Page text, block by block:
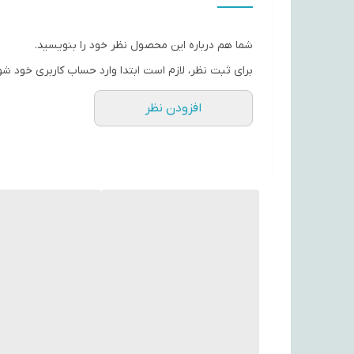
شما هم درباره این محصول نظر خود را بنویسید.
برای ثبت نظر، لازم است ابتدا وارد حساب کاربری خود
افزودن نظر